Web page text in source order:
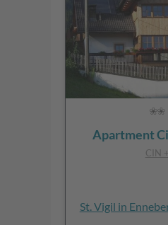
Apartment
CIN +
St. Vigil in